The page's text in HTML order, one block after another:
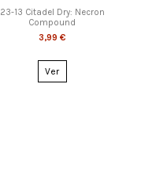
23-13 Citadel Dry: Necron
Compound
3,99 €
Ver